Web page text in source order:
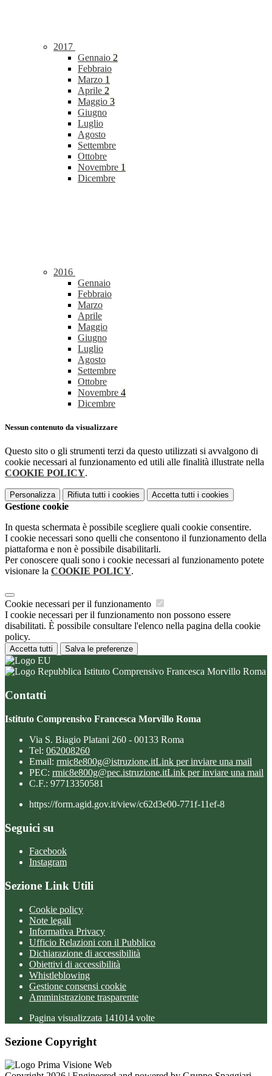
2017
Gennaio 2
Febbraio
Marzo 1
Aprile 2
Maggio 3
Giugno
Luglio
Agosto
Settembre
Ottobre
Novembre 1
Dicembre
2016
Gennaio
Febbraio
Marzo
Aprile
Maggio
Giugno
Luglio
Agosto
Settembre
Ottobre
Novembre 4
Dicembre
Nessun contenuto da visualizzare
Questo sito o gli strumenti terzi da questo utilizzati si avvalgono di
cookie necessari al funzionamento ed utili alle finalità illustrate nella
COOKIE POLICY.
Personalizza Rifiuta tutti i cookies Accetta tutti i cookies
Gestione cookie
In questa schermata è possibile scegliere quali cookie consentire.
I cookie necessari sono quelli che consentono il funzionamento della
piattaforma e non è possibile disabilitarli.
Per conoscere quali sono i cookie necessari al funzionamento potete
visionare la COOKIE POLICY.
Cookie necessari per il funzionamento
I cookie necessari per il funzionamento non possono essere
disabilitati. È possibile consultare l'elenco nella pagina della cookie
policy.
Accetta tutti Salva le preferenze
Istituto Comprensivo Francesca Morvillo Roma
Contatti
Istituto Comprensivo Francesca Morvillo Roma
Via S. Biagio Platani 260 - 00133 Roma
Tel: 062008260
Email: rmic8e800g@istruzione.itLink per inviare una mail
PEC: rmic8e800g@pec.istruzione.itLink per inviare una mail
C.F.: 97713350581
https://form.agid.gov.it/view/c62d3e00-771f-11ef-8
Seguici su
Facebook
Instagram
Sezione Link Utili
Cookie policy
Note legali
Informativa Privacy
Ufficio Relazioni con il Pubblico
Dichiarazione di accessibilità
Obiettivi di accessibilità
Whistleblowing
Gestione consensi cookie
Amministrazione trasparente
Pagina visualizzata 141014 volte
Sezione Copyright